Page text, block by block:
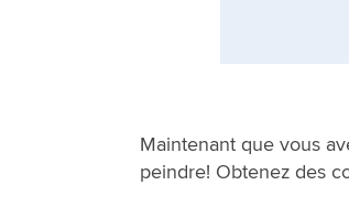
Maintenant que vous
peindre! Obtenez des